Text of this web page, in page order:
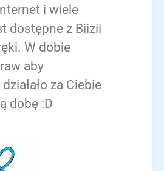
i wiele
dostępne z Biizii
W dobie
aby
za Ciebie
dobę :D